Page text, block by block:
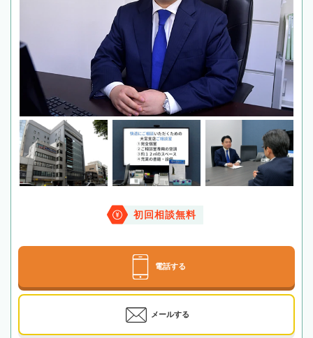
初回相談無料
電話する
メールする